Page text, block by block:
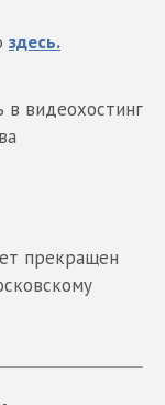
здесь.
в видеохостинг
прекращен